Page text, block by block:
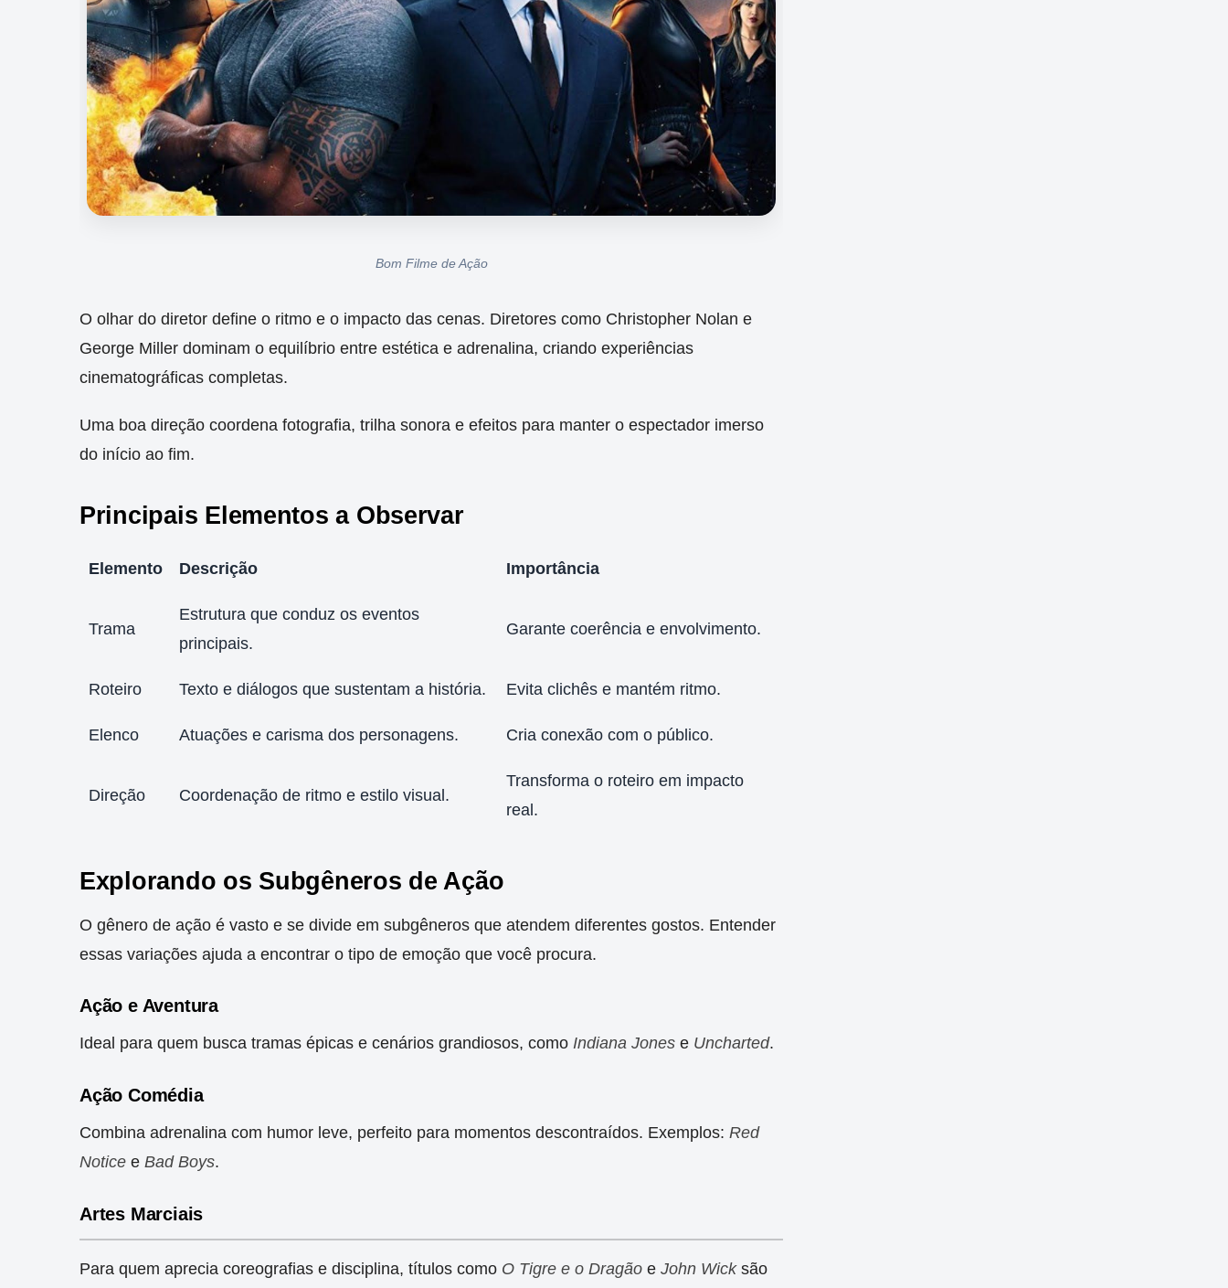
Bom Filme de Ação
O olhar do diretor define o ritmo e o impacto das cenas. Diretores como Christopher Nolan e
George Miller dominam o equilíbrio entre estética e adrenalina, criando experiências
cinematográficas completas.
Uma boa direção coordena fotografia, trilha sonora e efeitos para manter o espectador imerso
do início ao fim.
Principais Elementos a Observar
Elemento Descrição Importância
Trama
Estrutura que conduz os eventos
principais.
Garante coerência e envolvimento.
Roteiro Texto e diálogos que sustentam a história. Evita clichês e mantém ritmo.
Elenco Atuações e carisma dos personagens. Cria conexão com o público.
Direção Coordenação de ritmo e estilo visual.
Transforma o roteiro em impacto
real.
Explorando os Subgêneros de Ação
O gênero de ação é vasto e se divide em subgêneros que atendem diferentes gostos. Entender
essas variações ajuda a encontrar o tipo de emoção que você procura.
Ação e Aventura
Ideal para quem busca tramas épicas e cenários grandiosos, como Indiana Jones e Uncharted.
Ação Comédia
Combina adrenalina com humor leve, perfeito para momentos descontraídos. Exemplos: Red
Notice e Bad Boys.
Artes Marciais
Para quem aprecia coreografias e disciplina, títulos como O Tigre e o Dragão e John Wicksão